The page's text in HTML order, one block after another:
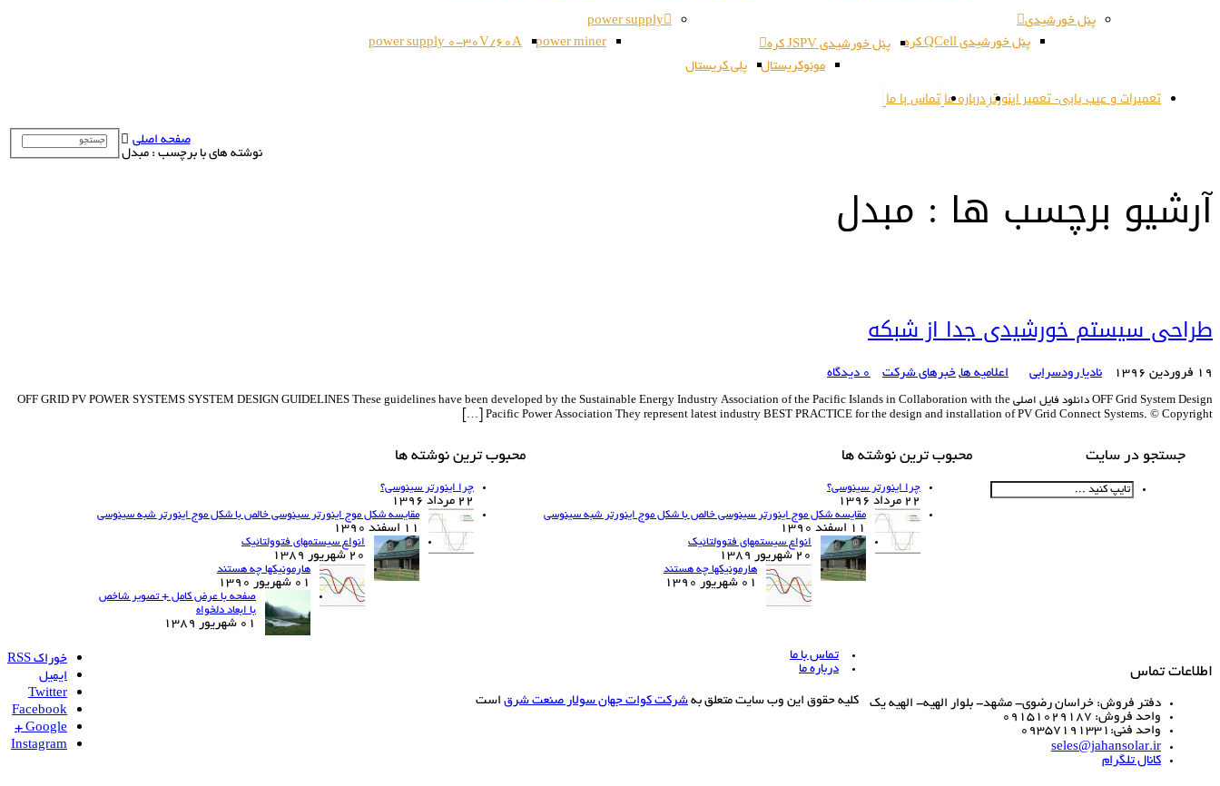
پنل خورشیدی
پنل خورشیدی QCell کره
پنل خورشیدی JSPV کره
مونوکریستال
پلی کریستال
power supply
power miner
power supply 0-30V/60A
تعمیرات و عیب یابی- تعمیر اینورتردرباره ماتماس با ما
آرشیو برچسب ها : مبدل
صفحه اصلی
نوشته های با برچسب : مبدل
طراحی سیستم خورشیدی جدا از شبکه
19 فروردین 1396 نادیا رودسرابی اعلامیه ها, خبرهای شرکت 0 دیدگاه
OFF Grid System Design دانلود فایل اصلی OFF GRID PV POWER SYSTEMS SYSTEM DESIGN GUIDELINES These guidelines have been developed by the Sustainable Energy Industry Association of the Pacific Islands in Collaboration with the
Pacific Power Association They represent latest industry BEST PRACTICE for the design and installation of PV Grid Connect Systems. © Copyright […]
جستجو در سایت محبوب ترین نوشته ها
چرا اینورتر سینوسی؟
22 مرداد 1396
مقایسه شکل موج اینورتر سینوسی خالص با شکل موج اینورتر شبه سینوسی
11 اسفند 1390
انواع سیستمهای فتوولتائیک
20 شهریور 1389
هارمونیکها چه هستند
01 شهریور 1390
محبوب ترین نوشته ها
چرا اینورتر سینوسی؟
22 مرداد 1396
مقایسه شکل موج اینورتر سینوسی خالص با شکل موج اینورتر شبه سینوسی
11 اسفند 1390
انواع سیستمهای فتوولتائیک
20 شهریور 1389
هارمونیکها چه هستند
01 شهریور 1390
صفحه با عرض کامل + تصویر شاخص
با ابعاد دلخواه
01 شهریور 1389
اطلاعات تماس
دفتر فروش: خراسان رضوی- مشهد- بلوار الهیه- الهیه یک
واحد فروش: 09151029187
واحد فنی:09357191331
seles@jahansolar.ir
کانال تلگرام
تماس با ما
درباره ما
کلیه حقوق این وب سایت متعلق به شرکت کوات جهان سولار صنعت شرق است
خوراک RSS
ایمیل
Twitter
Facebook
Google +
Instagram